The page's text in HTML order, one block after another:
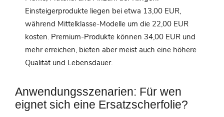
Einsteigerprodukte liegen bei etwa 13,00 EUR,
während Mittelklasse-Modelle um die 22,00 EUR
kosten. Premium-Produkte können 34,00 EUR und
mehr erreichen, bieten aber meist auch eine höhere
Qualität und Lebensdauer.
Anwendungsszenarien: Für wen
eignet sich eine Ersatzscherfolie?